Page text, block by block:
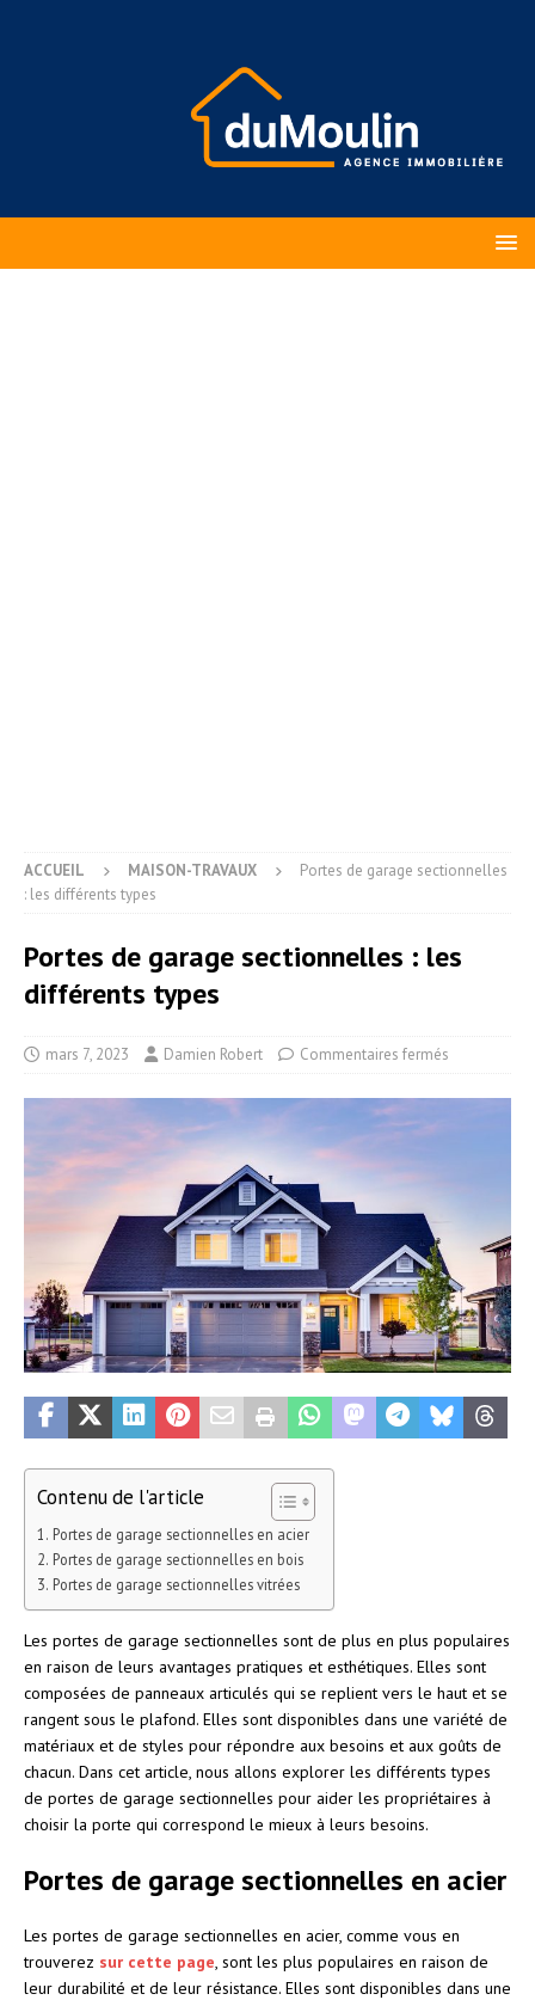
ACCUEIL MAISON-TRAVAUX
Portes de garage sectionnelles
: les différents types
Portes de garage sectionnelles : les
différents types
mars 7, 2023 Damien Robert Commentaires fermés
Contenu de l'article
Portes de garage sectionnelles en acier
Portes de garage sectionnelles en bois
Portes de garage sectionnelles vitrées
Les portes de garage sectionnelles sont de plus en plus populaires
en raison de leurs avantages pratiques et esthétiques. Elles sont
composées de panneaux articulés qui se replient vers le haut et se
rangent sous le plafond. Elles sont disponibles dans une variété de
matériaux et de styles pour répondre aux besoins et aux goûts de
chacun. Dans cet article, nous allons explorer les différents types
de portes de garage sectionnelles pour aider les propriétaires à
choisir la porte qui correspond le mieux à leurs besoins.
Portes de garage sectionnelles en acier
Les portes de garage sectionnelles en acier, comme vous en
trouverez sur cette page , sont les plus populaires en raison de
leur durabilité et de leur résistance. Elles sont disponibles dans une